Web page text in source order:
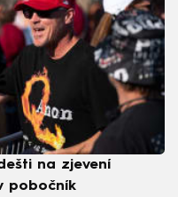
na zjevení
pobočník